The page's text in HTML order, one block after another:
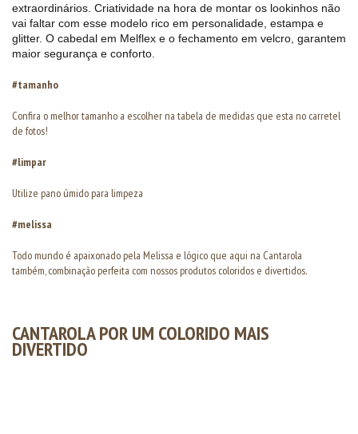
extraordinários. Criatividade na hora de montar os lookinhos não
vai faltar com esse modelo rico em personalidade, estampa e
glitter. O cabedal em Melflex e o fechamento em velcro, garantem
maior segurança e conforto.
#tamanho
Confira o melhor tamanho a escolher na tabela de medidas que esta no carretel
de fotos!
#limpar
Utilize pano úmido para limpeza
#melissa
Todo mundo é apaixonado pela Melissa e lógico que aqui na Cantarola
também, combinação perfeita com nossos produtos coloridos e divertidos.
CANTAROLA POR UM COLORIDO MAIS
DIVERTIDO